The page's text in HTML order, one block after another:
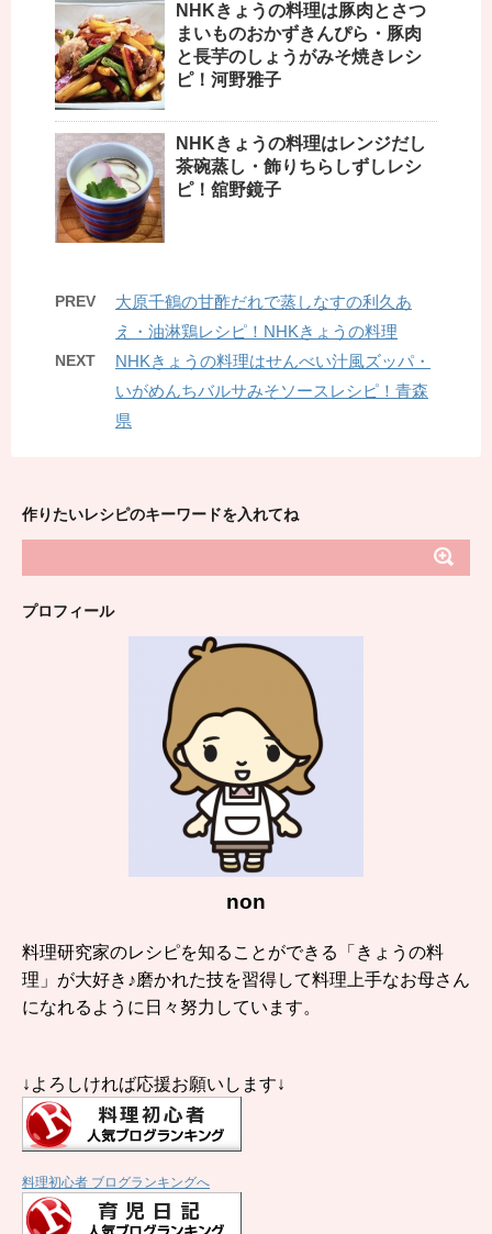
NHKきょうの料理は豚肉とさつ
まいものおかずきんぴら・豚肉
と長芋のしょうがみそ焼きレシ
ピ！河野雅子
NHKきょうの料理はレンジだし
茶碗蒸し・飾りちらしずしレシ
ピ！舘野鏡子
PREV
大原千鶴の甘酢だれで蒸しなすの利久あ
え・油淋鶏レシピ！NHKきょうの料理
NEXT
NHKきょうの料理はせんべい汁風ズッパ・
いがめんちバルサみそソースレシピ！青森
県
作りたいレシピのキーワードを入れてね
プロフィール
non
料理研究家のレシピを知ることができる「きょうの料
理」が大好き♪磨かれた技を習得して料理上手なお母さん
になれるように日々努力しています。
↓よろしければ応援お願いします↓
料理初心者 ブログランキングへ